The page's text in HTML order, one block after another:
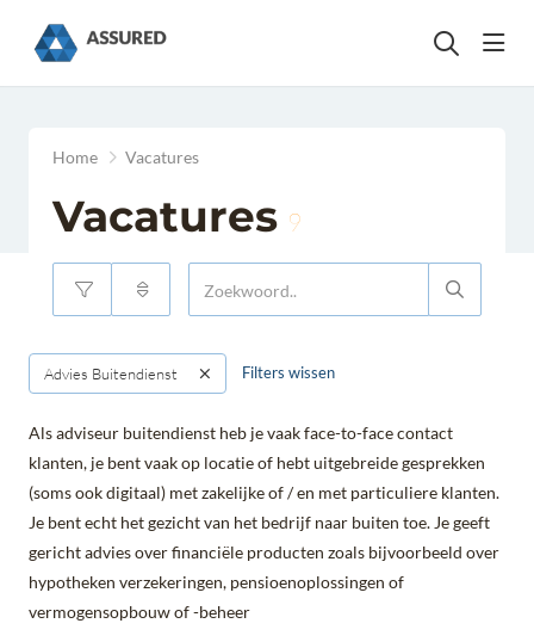
Home Vacatures
Vacatures 9
Advies Buitendienst Filters wissen
Als adviseur buitendienst heb je vaak face-to-face contact
klanten, je bent vaak op locatie of hebt uitgebreide gesprekken
(soms ook digitaal) met zakelijke of / en met particuliere klanten.
Je bent echt het gezicht van het bedrijf naar buiten toe. Je geeft
gericht advies over financiële producten zoals bijvoorbeeld over
hypotheken verzekeringen, pensioenoplossingen of
vermogensopbouw of -beheer